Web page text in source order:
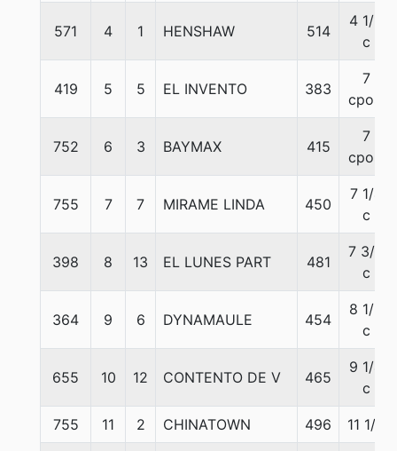
571 4 1 HENSHAW 514
4 1/2
c
419 5 5 EL INVENTO 383
7
cpos.
752 6 3 BAYMAX 415
7
cpos.
755 7 7 MIRAME LINDA 450
7 1/4
c
398 8 13 EL LUNES PART 481
7 3/4
c
364 9 6 DYNAMAULE 454
8 1/2
c
655 10 12 CONTENTO DE V 465
9 1/4
c
755 11 2 CHINATOWN 496 11 1/4